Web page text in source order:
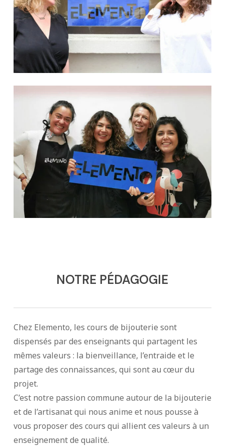
NOTRE PÉDAGOGIE
Chez Elemento, les cours de bijouterie sont
dispensés par des enseignants qui partagent les
mêmes valeurs : la bienveillance, l’entraide et le
partage des connaissances, qui sont au cœur du
projet.
C’est notre passion commune autour de la bijouterie
et de l’artisanat qui nous anime et nous pousse à
vous proposer des cours qui allient ces valeurs à un
enseignement de qualité.